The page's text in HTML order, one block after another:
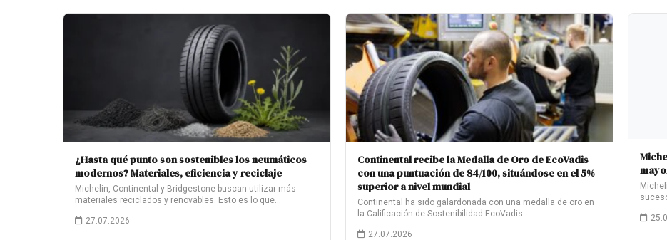
¿Hasta qué punto son sostenibles los neumáticos
modernos? Materiales, eficiencia y reciclaje
Michelin, Continental y Bridgestone buscan utilizar más
materiales reciclados y renovables. Esto es lo que…
27.07.2026
Continental recibe la Medalla de Oro de EcoVadis
con una puntuación de 84/100, situándose en el 5%
superior a nivel mundial
Continental ha sido galardonada con una medalla de oro en
la Calificación de Sostenibilidad EcoVadis…
27.07.2026